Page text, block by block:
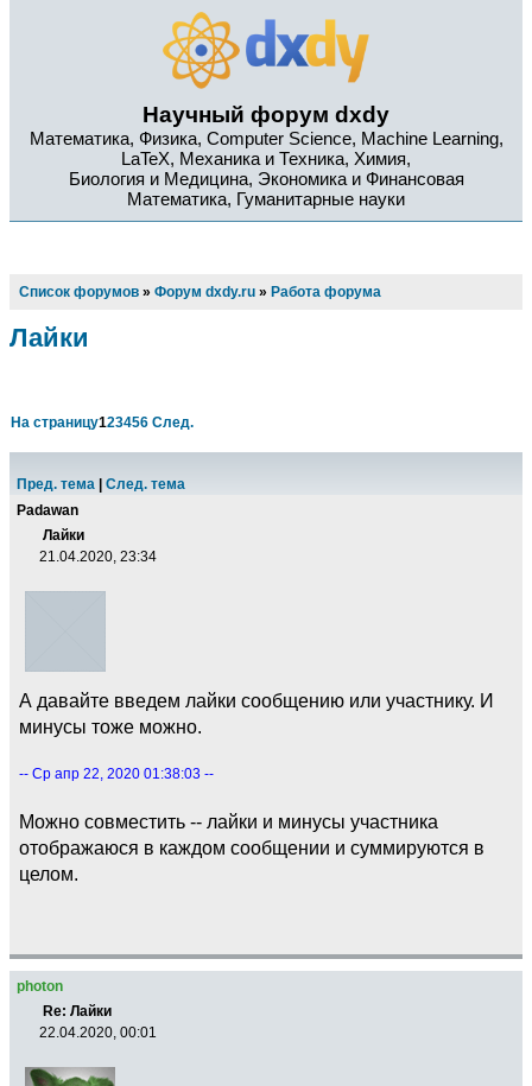
Научный форум dxdy
Математика, Физика, Computer Science, Machine Learning,
LaTeX, Механика и Техника, Химия,
Биология и Медицина, Экономика и Финансовая
Математика, Гуманитарные науки
Список форумов » Форум dxdy.ru » Работа форума
Лайки
На страницу123456 След.
Пред. тема
След. тема
Padawan
Лайки
21.04.2020, 23:34
А давайте введем лайки сообщению или участнику. И
минусы тоже можно.
-- Ср апр 22, 2020 01:38:03 --
Можно совместить -- лайки и минусы участника
отображаюся в каждом сообщении и суммируются в
целом.
photon
Re: Лайки
22.04.2020, 00:01